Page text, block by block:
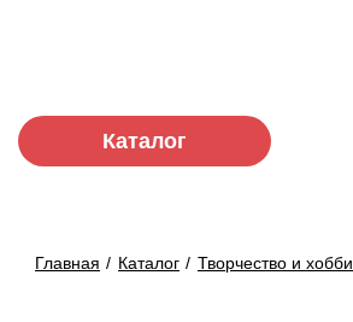
Каталог
Главная Каталог Творчество и хобби